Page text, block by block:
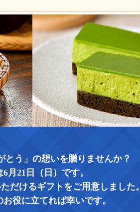
とう」の想いを贈りませんか？
月21日（日）です。
だけるギフトをご用意しました。
役に立てれば幸いです。